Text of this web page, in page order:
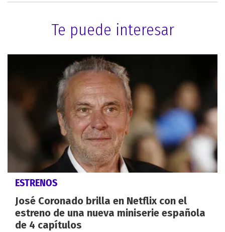
Te puede interesar
ESTRENOS
José Coronado brilla en Netflix con el
estreno de una nueva miniserie española
de 4 capítulos